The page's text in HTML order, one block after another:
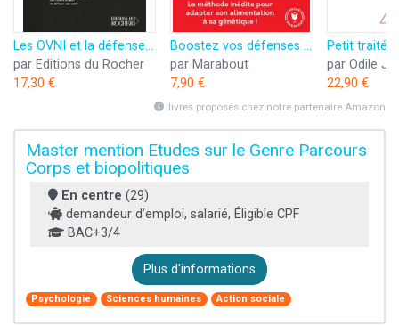
Les OVNI et la défense : À quoi doit-on se préparer ?
par Editions du Rocher
17,30 €
Boostez vos défenses immunitaires selon votre groupe sanguin
par Marabout
7,90 €
par Odile
22,90 €
livres proposés chez notre partenaire Amazon
Master mention Etudes sur le Genre Parcours
Corps et biopolitiques
En centre (29)
demandeur d’emploi, salarié, Éligible CPF
BAC+3/4
Plus d'informations
Psychologie Sciences humaines Action sociale